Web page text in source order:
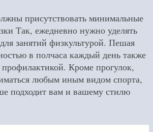
присутствовать минимальные
Так, ежедневно нужно уделять
занятий физкультурой. Пешая
в полчаса каждый день также
профилактикой. Кроме прогулок,
любым иным видом спорта,
подходит вам и вашему стилю